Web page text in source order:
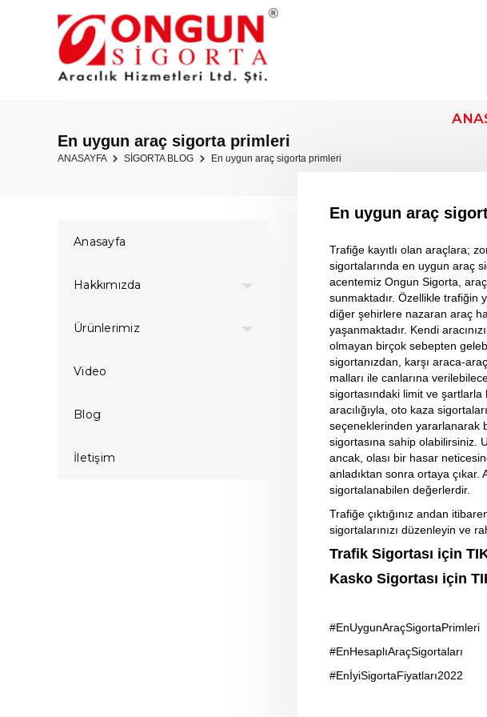
En uygun araç sigorta primleri
ANASAYFA SİGORTA BLOG En uygun araç sigorta primleri
En uygun araç
Trafiğe kayıtlı olan araçlara;
sigortalarında en uygun araç
acentemiz Ongun Sigorta,
sunmaktadır. Özellikle trafiğin
diğer şehirlere nazaran araç
yaşanmaktadır. Kendi
olmayan birçok sebepten
sigortanızdan, karşı araca-
malları ile canlarına
sigortasındaki limit ve şartlarla
aracılığıyla, oto kaza
seçeneklerinden yararlanarak
sigortasına sahip olabilirsiniz.
ancak, olası bir hasar
anladıktan sonra ortaya
sigortalanabilen değerlerdir.
Trafiğe çıktığınız andan
sigortalarınızı düzenleyin ve
Trafik Sigortası için
Kasko Sigortası için
#EnUygunAraçSigortaPrimleri
#EnHesaplıAraçSigortaları
#EnİyiSigortaFiyatları2022
Anasayfa
Hakkımızda
Ürünlerimiz
Video
Blog
İletişim